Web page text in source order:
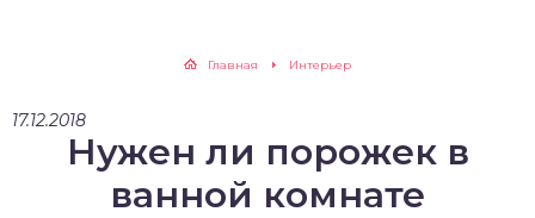
Главная Интерьер
17.12.2018
Нужен ли порожек в
ванной комнате